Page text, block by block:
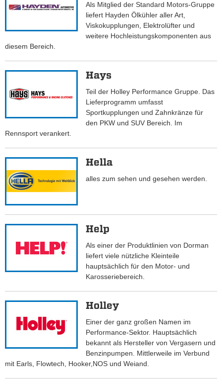
Als Mitglied der Standard Motors-Gruppe
liefert Hayden Ölkühler aller Art,
Viskokupplungen, Elektrolüfter und
weitere Hochleistungskomponenten aus
diesem Bereich.
Hays
Teil der Holley Performance Gruppe. Das
Lieferprogramm umfasst
Sportkupplungen und Zahnkränze für
den PKW und SUV Bereich. Im
Rennsport verankert.
Hella
alles zum sehen und gesehen werden.
Help
Als einer der Produktlinien von Dorman
liefert viele nützliche Kleinteile
hauptsächlich für den Motor- und
Karosseriebereich.
Holley
Einer der ganz großen Namen im
Performance-Sektor. Hauptsächlich
bekannt als Hersteller von Vergasern und
Benzinpumpen. Mittlerweile im Verbund
mit Earls, Flowtech, Hooker,NOS und Weiand.